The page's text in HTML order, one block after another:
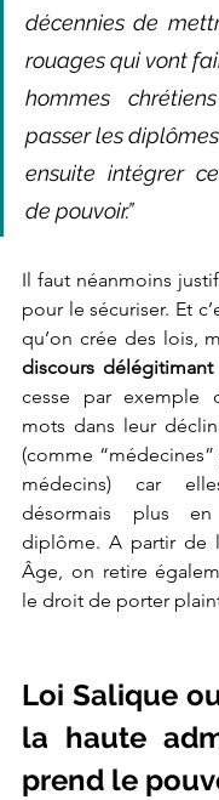
décennies de
rouages qui vont
hommes
passer les
ensuite intégrer
de pouvoir.”
Il faut néanmoins
pour le sécuriser. Et
qu’on crée des lois,
discours
cesse par exemple
mots dans leur
(comme
médecins) car
désormais plus
diplôme. A partir de
Âge, on retire
le droit de porter
Loi Salique
la haute
prend le